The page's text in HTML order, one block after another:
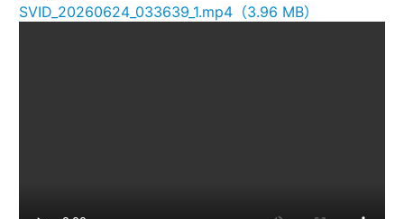
SVID_20260624_033639_1.mp4（3.96 MB）